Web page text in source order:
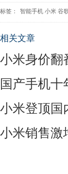
标签： 智能手机 小米 谷
相关文章
小米身价翻
国产手机
小米登顶国
小米销售激